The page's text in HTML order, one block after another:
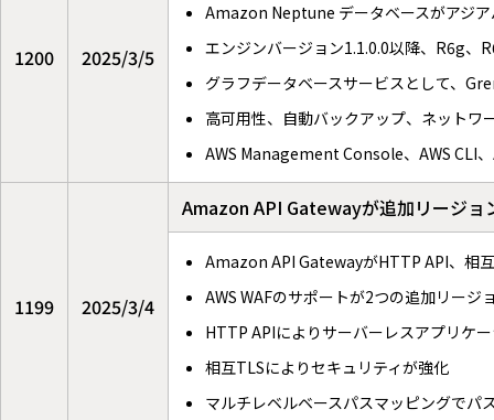
1200 2025/3/5
Amazon Neptune データベースがアジ
エンジンバージョン1.1.0.0以降、R6g
グラフデータベースサービスとして、
高可用性、自動バックアップ、ネットワ
AWS Management Console、AWS CLI
1199 2025/3/4
Amazon API Gatewayが追加リージョ
Amazon API GatewayがHTTP API、相
AWS WAFのサポートが2つの追加リージ
HTTP APIによりサーバーレスアプリケ
相互TLSによりセキュリティが強化
マルチレベルベースパスマッピングでパ